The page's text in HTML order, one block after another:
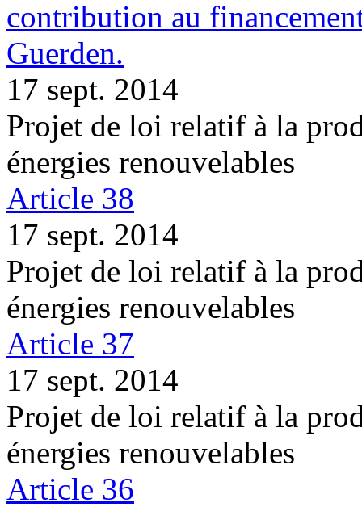
contribution au
Guerden.
17 sept. 2014
Projet de loi relatif à la
énergies renouvelables
Article 38
17 sept. 2014
Projet de loi relatif à la
énergies renouvelables
Article 37
17 sept. 2014
Projet de loi relatif à la
énergies renouvelables
Article 36